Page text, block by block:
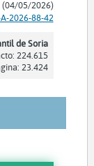
(04/05/2026)
2026-88-42
de Soria
224.615
23.424